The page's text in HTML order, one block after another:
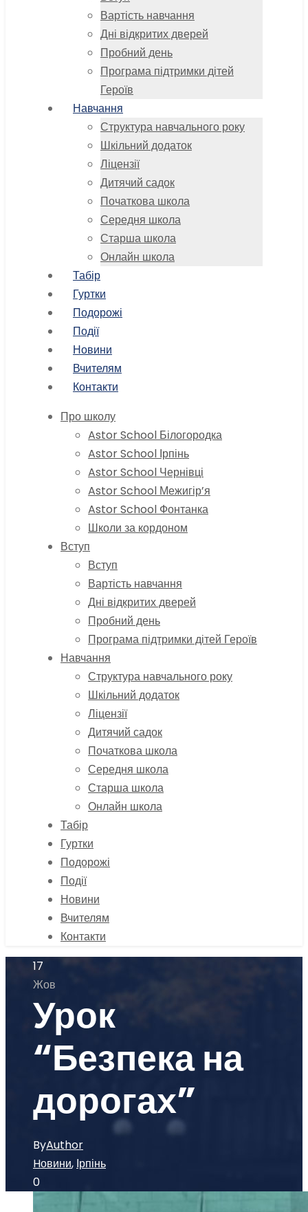
Вартість навчання
Дні відкритих дверей
Пробний день
Програма підтримки дітей
Героїв
Навчання
Структура навчального року
Шкільний додаток
Ліцензії
Дитячий садок
Початкова школа
Середня школа
Старша школа
Онлайн школа
Табір
Гуртки
Подорожі
Події
Новини
Вчителям
Контакти
Про школу
Astor School Білогородка
Astor School Ірпінь
Astor School Чернівці
Astor School Межигір’я
Astor School Фонтанка
Школи за кордоном
Вступ
Вступ
Вартість навчання
Дні відкритих дверей
Пробний день
Програма підтримки дітей Героїв
Навчання
Структура навчального року
Шкільний додаток
Ліцензії
Дитячий садок
Початкова школа
Середня школа
Старша школа
Онлайн школа
Табір
Гуртки
Подорожі
Події
Новини
Вчителям
Контакти
17
Жов
Урок
“Безпека на
дорогах”
ByAuthor
Hовини, Ірпінь
0